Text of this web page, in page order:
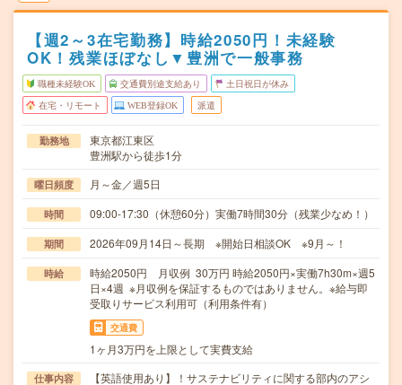
【週2～3在宅勤務】時給2050円！未経験
OK！残業ほぼなし▼豊洲で一般事務
職種未経験OK 交通費別途支給あり 土日祝日が休み
在宅・リモート WEB登録OK 派遣
勤務地
東京都江東区
豊洲駅から徒歩1分
曜日頻度 月～金／週5日
時間 09:00-17:30（休憩60分）実働7時間30分（残業少なめ！）
期間 2026年09月14日～長期 ※開始日相談OK ※9月～！
時給
時給2050円 月収例 30万円 時給2050円×実働7h30m×週5
日×4週 ※月収例を保証するものではありません。※給与即
受取りサービス利用可（利用条件有）
交通費
1ヶ月3万円を上限として実費支給
仕事内容
【英語使用あり】！サステナビリティに関する部内のアシ